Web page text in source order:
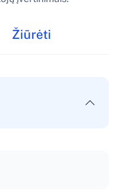
Žiūrėti